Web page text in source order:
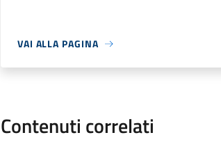
VAI ALLA PAGINA
Contenuti correlati